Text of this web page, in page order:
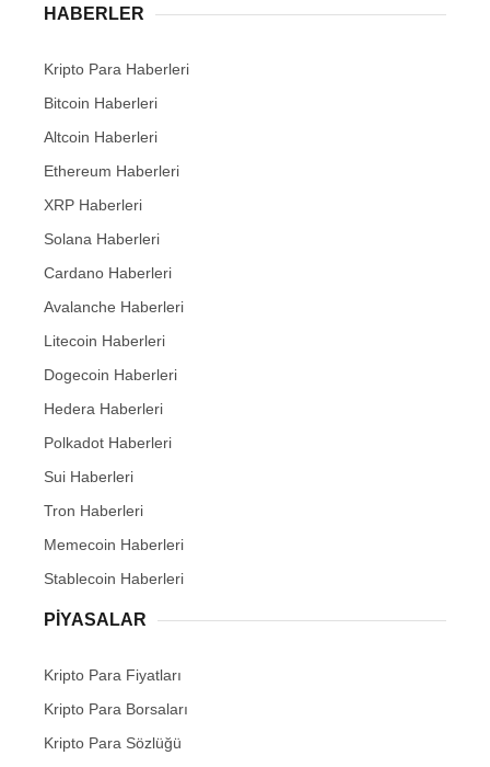
HABERLER
Kripto Para Haberleri
Bitcoin Haberleri
Altcoin Haberleri
Ethereum Haberleri
XRP Haberleri
Solana Haberleri
Cardano Haberleri
Avalanche Haberleri
Litecoin Haberleri
Dogecoin Haberleri
Hedera Haberleri
Polkadot Haberleri
Sui Haberleri
Tron Haberleri
Memecoin Haberleri
Stablecoin Haberleri
PIYASALAR
Kripto Para Fiyatları
Kripto Para Borsaları
Kripto Para Sözlüğü